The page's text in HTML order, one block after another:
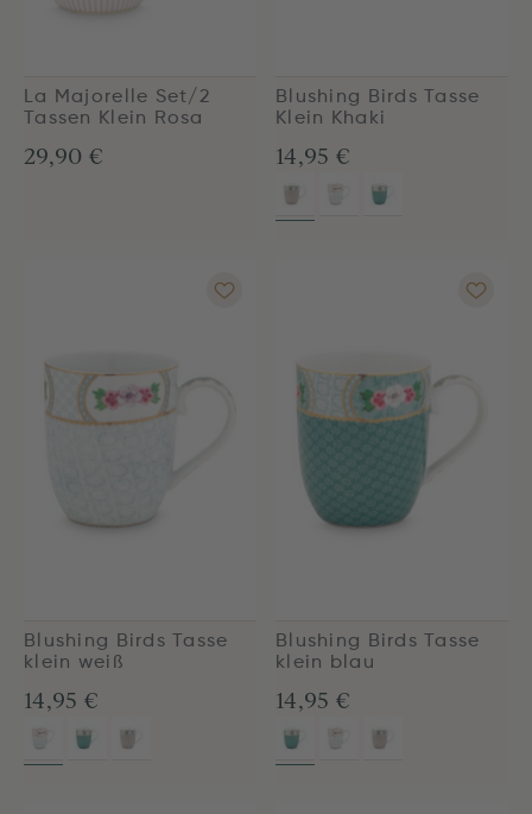
La Majorelle Set/2
Tassen Klein Rosa
29,90 €
Blushing Birds Tasse
Klein Khaki
14,95 €
Blushing Birds Tasse
klein weiß
14,95 €
Blushing Birds Tasse
klein blau
14,95 €